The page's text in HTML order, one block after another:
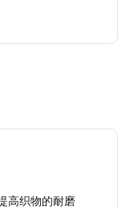
高织物的耐磨